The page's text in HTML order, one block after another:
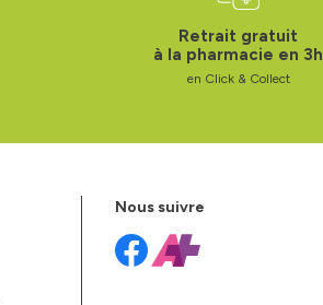
Retrait gratuit
à la pharmacie en 3h
en Click & Collect
Nous suivre